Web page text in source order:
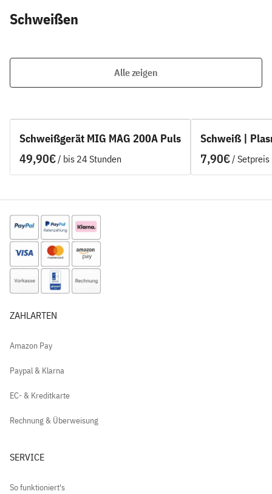
Schweißen
Alle zeigen
Schweißgerät MIG MAG 200A Puls
/
Schweiß |
/
ZAHLARTEN
Amazon Pay
Paypal & Klarna
EC- & Kreditkarte
Rechnung & Überweisung
SERVICE
So funktioniert's